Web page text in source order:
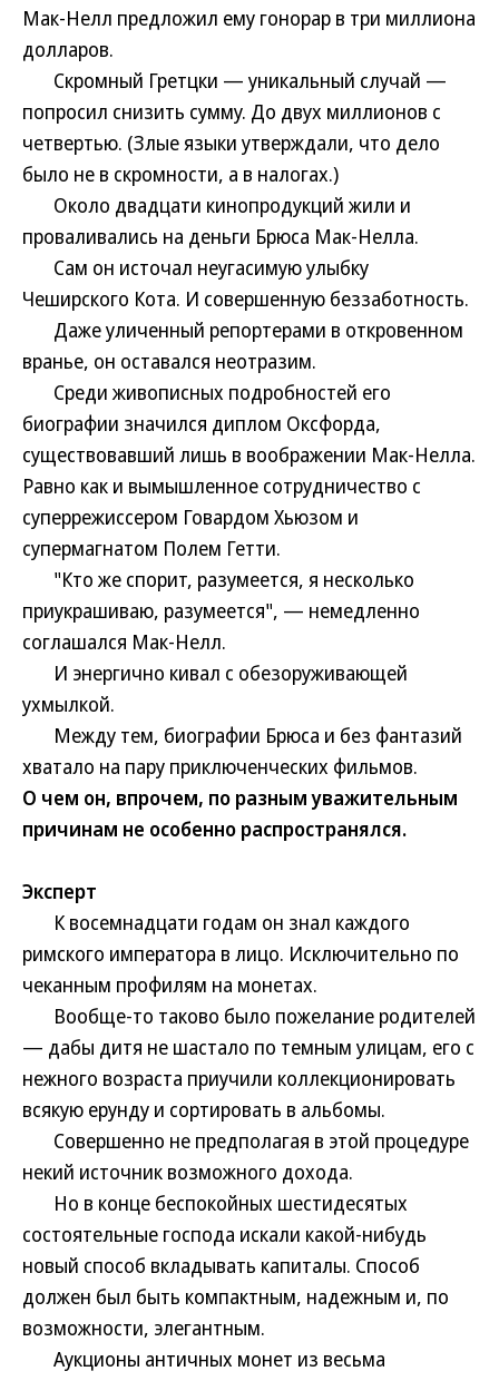
Мак-Нелл предложил ему гонорар в три миллиона
долларов.
Скромный Гретцки — уникальный случай —
попросил снизить сумму. До двух миллионов с
четвертью. (Злые языки утверждали, что дело
было не в скромности, а в налогах.)
Около двадцати кинопродукций жили и
проваливались на деньги Брюса Мак-Нелла.
Сам он источал неугасимую улыбку
Чеширского Кота. И совершенную беззаботность.
Даже уличенный репортерами в откровенном
вранье, он оставался неотразим.
Среди живописных подробностей его
биографии значился диплом Оксфорда,
существовавший лишь в воображении Мак-Нелла.
Равно как и вымышленное сотрудничество с
суперрежиссером Говардом Хьюзом и
супермагнатом Полем Гетти.
"Кто же спорит, разумеется, я несколько
приукрашиваю, разумеется", — немедленно
соглашался Мак-Нелл.
И энергично кивал с обезоруживающей
ухмылкой.
Между тем, биографии Брюса и без фантазий
хватало на пару приключенческих фильмов.
О чем он, впрочем, по разным уважительным
причинам не особенно распространялся.
Эксперт
К восемнадцати годам он знал каждого
римского императора в лицо. Исключительно по
чеканным профилям на монетах.
Вообще-то таково было пожелание родителей
— дабы дитя не шастало по темным улицам, его с
нежного возраста приучили коллекционировать
всякую ерунду и сортировать в альбомы.
Совершенно не предполагая в этой процедуре
некий источник возможного дохода.
Но в конце беспокойных шестидесятых
состоятельные господа искали какой-нибудь
новый способ вкладывать капиталы. Способ
должен был быть компактным, надежным и, по
возможности, элегантным.
Аукционы античных монет из весьма